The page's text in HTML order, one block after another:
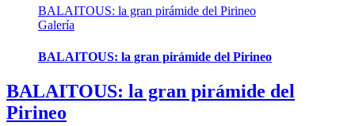
BALAITOUS: la gran pirámide del Pirineo
Galería
BALAITOUS: la gran pirámide del Pirineo
BALAITOUS: la gran pirámide del
Pirineo